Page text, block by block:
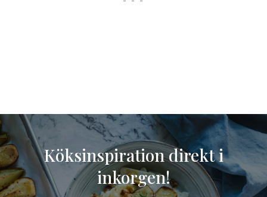
Köksinspiration direkt i
inkorgen!